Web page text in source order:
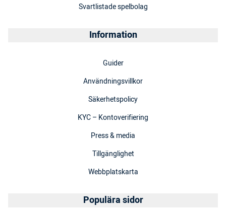
Svartlistade spelbolag
Information
Guider
Användningsvillkor
Säkerhetspolicy
KYC – Kontoverifiering
Press & media
Tillgänglighet
Webbplatskarta
Populära sidor